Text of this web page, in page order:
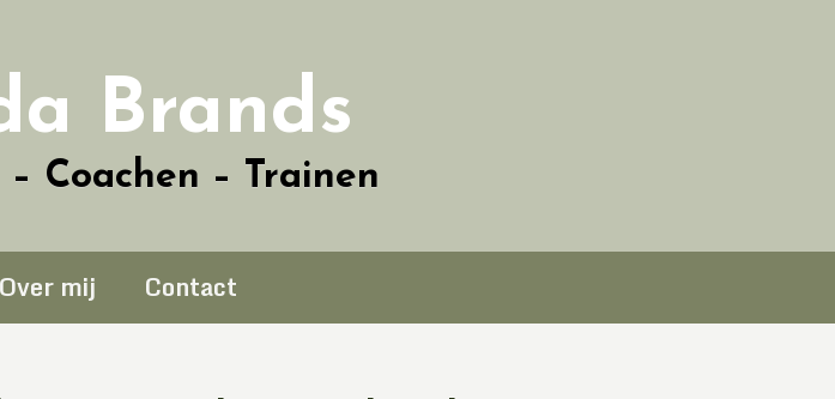
Brands
Coachen – Trainen
Over mij Contact